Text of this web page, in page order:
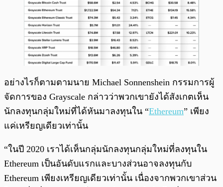
อย่างไรก็ตามตามนาย Michael Sonnenshein กรรมการผู้
จัดการของ Grayscale กล่าวว่าพวกเขายังได้สังเกตเห็น
นักลงทุนกลุ่มใหม่ที่ได้หันมาลงทุนใน “Ethereum” เพียง
แค่เหรียญเดียวเท่านั้น
“ในปี 2020 เราได้เห็นกลุ่มนักลงทุนกลุ่มใหม่ที่ลงทุนใน
Ethereum เป็นอันดับแรกและบางส่วนอาจลงทุนกับ
Ethereum เพียงเหรียญเดียวเท่านั้น เนื่องจากพวกเขาส่วน